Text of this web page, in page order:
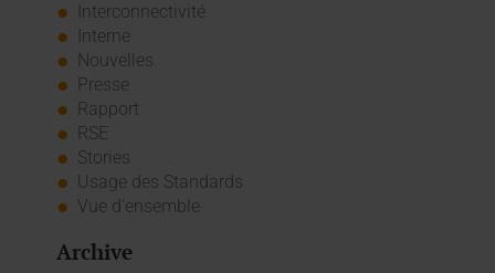
Interconnectivité
Interne
Nouvelles
Presse
Rapport
RSE
Stories
Usage des Standards
Vue d'ensemble
Archive